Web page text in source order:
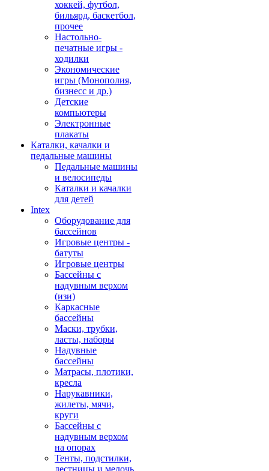
хоккей, футбол,
бильярд, баскетбол,
прочее
Настольно-
печатные игры -
ходилки
Экономические
игры (Монополия,
бизнесс и др.)
Детские
компьютеры
Электронные
плакаты
Каталки, качалки и
педальные машины
Педальные машины
и велосипеды
Каталки и качалки
для детей
Intex
Оборудование для
бассейнов
Игровые центры -
батуты
Игровые центры
Бассейны с
надувным верхом
(изи)
Каркасные
бассейны
Маски, трубки,
ласты, наборы
Надувные
бассейны
Матрасы, плотики,
кресла
Нарукавники,
жилеты, мячи,
круги
Бассейны с
надувным верхом
на опорах
Тенты, подстилки,
лестницы и мелочь